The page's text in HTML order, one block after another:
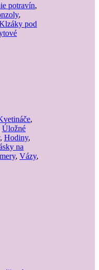
potravín,
,
pod
,
Úložné
, Hodiny,
na
, Vázy,